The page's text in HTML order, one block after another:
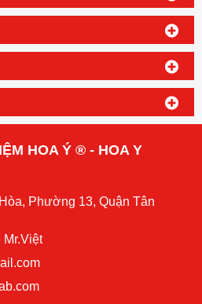
HOA Ý ® - HOA Y
Phường 13, Quận Tân
Mr.Việt